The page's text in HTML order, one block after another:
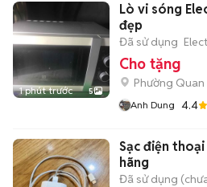
1 phút trước 5
Lò vi sóng
đẹp
Đã sử dụng
Cho tặng
Phường Quan
Anh Dung 4.4
Sạc điện
hãng
Đã sử dụng